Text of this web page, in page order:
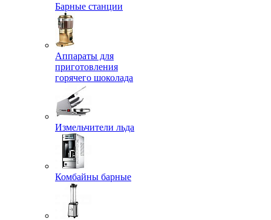
Барные станции
Аппараты для
приготовления
горячего шоколада
Измельчители льда
Комбайны барные